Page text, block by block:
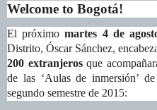
Welcome to Bogotá!
El próximomartes 4 de
Distrito, Óscar Sánchez,
200 extranjerosque
de las ‘Aulas de inmersión’
segundo semestre de 2015: